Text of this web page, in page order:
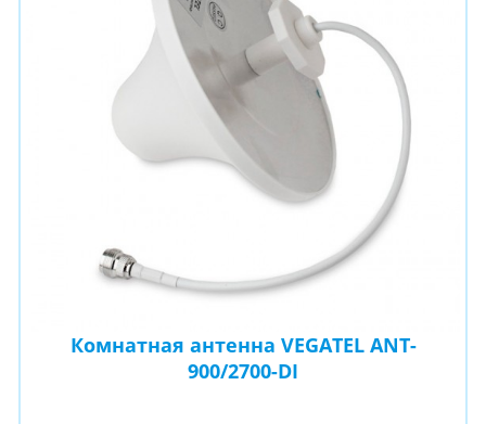
Комнатная антенна VEGATEL ANT-
900/2700-DI